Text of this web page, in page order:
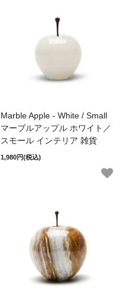
Marble Apple - White / Small
マーブルアップル ホワイト／
スモール インテリア 雑貨
1,980円(税込)